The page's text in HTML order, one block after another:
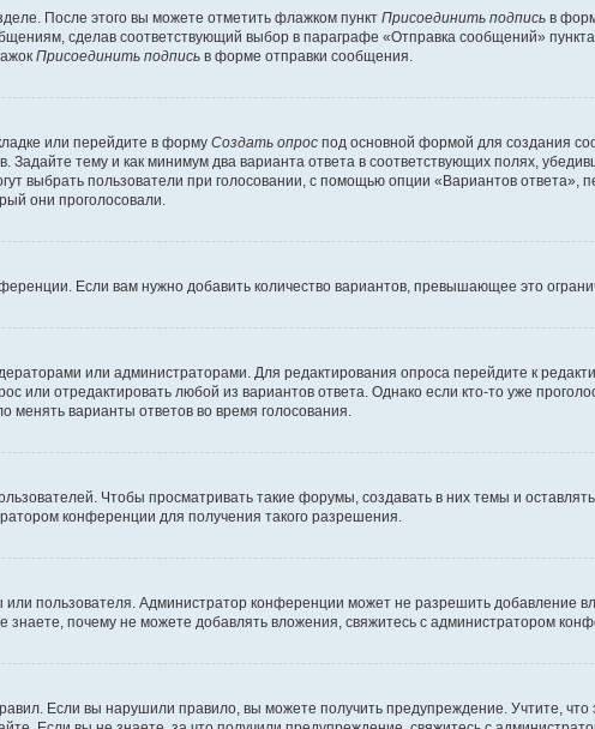
После этого вы можете отметить флажком пункт Присоединить подпись в
сделав соответствующий выбор в параграфе «Отправка сообщений»
Присоединить подпись в форме отправки сообщения.
или перейдите в форму Создать опрос под основной формой для создания
тему и как минимум два варианта ответа в соответствующих полях,
выбрать пользователи при голосовании, с помощью опции «Вариантов ответа»,
они проголосовали.
Если вам нужно добавить количество вариантов, превышающее это
или администраторами. Для редактирования опроса перейдите к
или отредактировать любой из вариантов ответа. Однако если кто-то уже
менять варианты ответов во время голосования.
Чтобы просматривать такие форумы, создавать в них темы и
конференции для получения такого разрешения.
пользователя. Администратор конференции может не разрешить добавление
почему не можете добавлять вложения, свяжитесь с администратором
Если вы нарушили правило, вы можете получить предупреждение. Учтите,